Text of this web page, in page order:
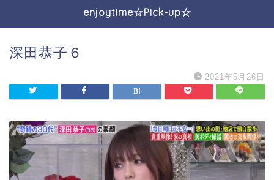
enjoytime☆Pick-up☆
深田恭子６
2021年5月26日